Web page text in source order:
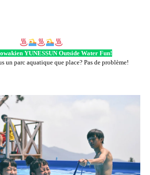
YUNESSUN Outside Water Fun!
un parc aquatique que place? Pas de problème!